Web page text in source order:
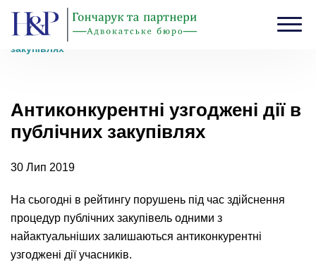
Головна Блог›Антиконкурентні узгоджені дії в публічних
закупівлях
Антиконкурентні узгоджені дії в
публічних закупівлях
30 Лип 2019
На сьогодні в рейтингу порушень під час здійснення
процедур публічних закупівель одними з
найактуальніших залишаються антиконкурентні
узгоджені дії учасників.